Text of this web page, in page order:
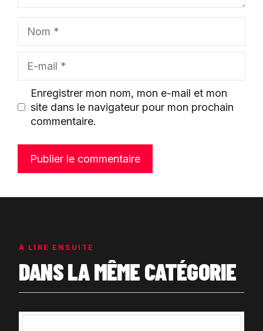
mail
Enregistrer mon nom, mon e-mail et mon
site dans le navigateur pour mon prochain
commentaire.
À LIRE ENSUITE
DANS LA MÊME CATÉGORIE